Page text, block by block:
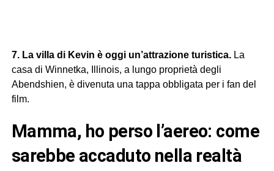
7. La villa di Kevin è oggi un’attrazione turistica.La
casa di Winnetka, Illinois, a lungo proprietà degli
Abendshien, è divenuta una tappa obbligata per i fan del
film.
mamma, ho perso l’aereo: come
sarebbe accaduto nella realtà